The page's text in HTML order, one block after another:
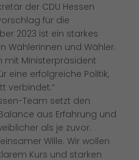
der CDU Hessen
für die
2023 ist ein starkes
Wählerinnen und Wähler.
mit Ministerpräsident
eine erfolgreiche Politik,
verbindet.“
Team setzt den
aus Erfahrung und
als je zuvor.
Wille: Wir wollen
Kurs und starken